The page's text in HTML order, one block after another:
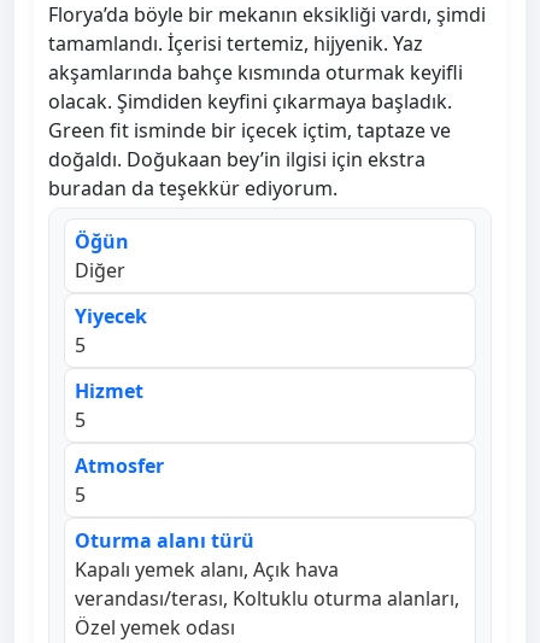
Florya’da böyle bir mekanın eksikliği vardı, şimdi
tamamlandı. İçerisi tertemiz, hijyenik. Yaz
akşamlarında bahçe kısmında oturmak keyifli
olacak. Şimdiden keyfini çıkarmaya başladık.
Green fit isminde bir içecek içtim, taptaze ve
doğaldı. Doğukaan bey’in ilgisi için ekstra
buradan da teşekkür ediyorum.
Öğün
Diğer
Yiyecek
5
Hizmet
5
Atmosfer
5
Oturma alanı türü
Kapalı yemek alanı, Açık hava
verandası/terası, Koltuklu oturma alanları,
Özel yemek odası